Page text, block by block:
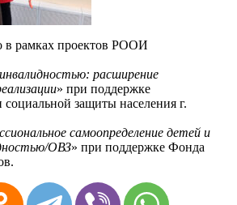
в рамках проектов РООИ
расширение
» при поддержке
социальной защиты населения г.
самоопределение детей и
ОВЗ» при поддержке Фонда